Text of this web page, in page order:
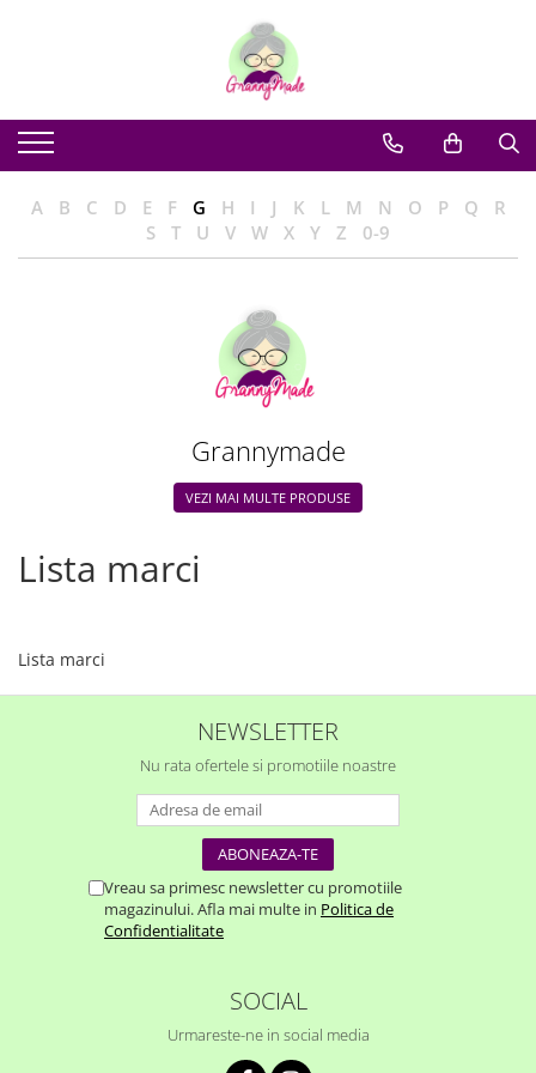
A B C D E F G H I J K L M N O P Q
R
S
T U V W X Y Z 0-9
Grannymade
VEZI MAI MULTE PRODUSE
Lista marci
Lista marci
NEWSLETTER
Nu rata ofertele si promotiile noastre
Vreau sa primesc newsletter cu promotiile
magazinului. Afla mai multe in Politica de
Confidentialitate
SOCIAL
Urmareste-ne in social media